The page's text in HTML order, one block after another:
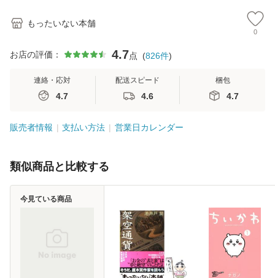
もったいない本舗
0
お店の評価： 4.7点 (826件)
連絡・応対
4.7
配送スピード
4.6
梱包
4.7
販売者情報 支払い方法 営業日カレンダー
類似商品と比較する
今見ている商品